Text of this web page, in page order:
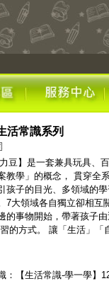
活常識系列
力豆】是一套兼具玩具、
教學」的概念， 貫穿全
孩子的目光、多領域的
7大領域各自獨立卻相互
的事物開始，帶著孩子
的方式。 讓「生活」「
：【生活常識-學一學】